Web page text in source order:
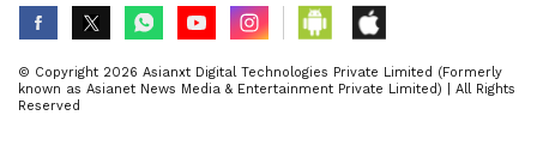
© Copyright 2026 Asianxt Digital Technologies Private Limited (Formerly
known as Asianet News Media & Entertainment Private Limited) | All Rights
Reserved